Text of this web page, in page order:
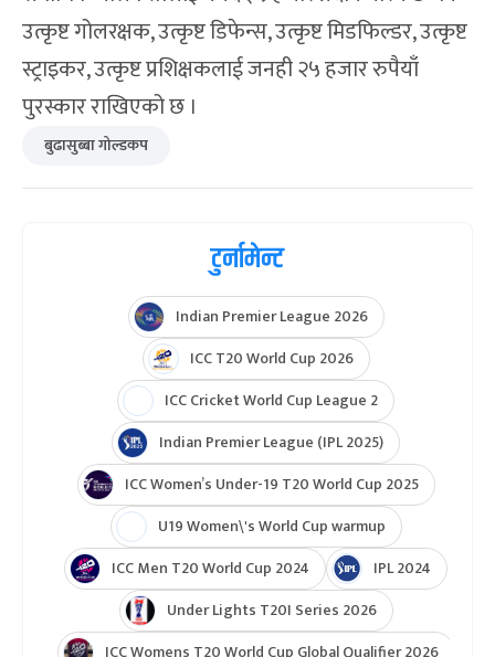
उत्कृष्ट गोलरक्षक, उत्कृष्ट डिफेन्स, उत्कृष्ट मिडफिल्डर, उत्कृष्ट
स्ट्राइकर, उत्कृष्ट प्रशिक्षकलाई जनही २५ हजार रुपैयाँ
पुरस्कार राखिएको छ ।
बुढासुब्बा गोल्डकप
टुर्नामेन्ट
Indian Premier League 2026
ICC T20 World Cup 2026
ICC Cricket World Cup League 2
Indian Premier League (IPL 2025)
ICC Women’s Under-19 T20 World Cup 2025
U19 Women\'s World Cup warmup
ICC Men T20 World Cup 2024
IPL 2024
Under Lights T20I Series 2026
ICC Womens T20 World Cup Global Qualifier 2026